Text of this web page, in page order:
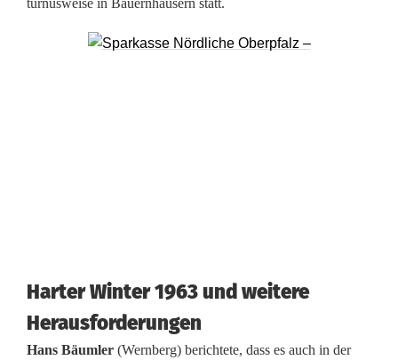
h
turnusweise in Bauernhäusern statt.
Harter Winter 1963 und weitere
Herausforderungen
Hans Bäumler (Wernberg) berichtete, dass es auch in der